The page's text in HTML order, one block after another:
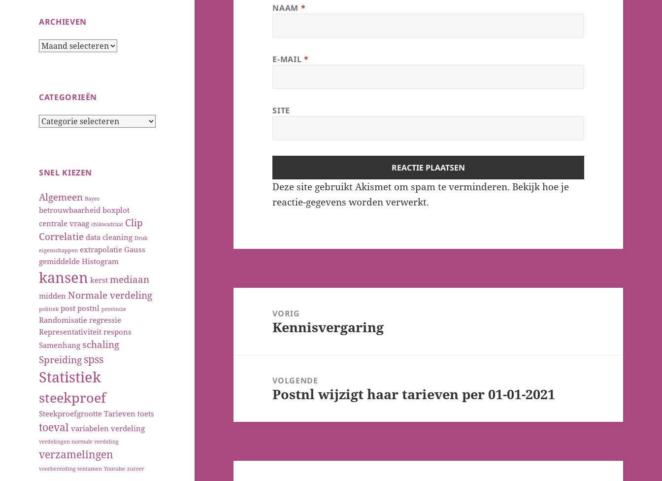
ARCHIEVEN
Archieven
CATEGORIEËN
Categorieën
SNEL KIEZEN
Algemeen Bayes
betrouwbaarheidboxplot
centrale vraag chikwadraat Clip
Correlatiedata cleaning Druk
eigenschappen extrapolatie Gauss
gemiddeldeHistogram
kansen kerstmediaan
middenNormale verdeling
politiek postpostnl provincie
Randomisatieregressie
Representativiteitrespons
Samenhang schaling
Spreiding spss
Statistiek
steekproef
SteekproefgrootteTarieventoets
toevalvariabelenverdeling
verdelingen normale verdeling
verzamelingen
voorbereiding tentamen Youtube zuiver
NAAM *
E-MAIL *
SITE
Deze site gebruikt Akismet om spam te verminderen.Bekijk hoe je
reactie-gegevens worden verwerkt.
navigatieVORIG
Vorig
Kennisvergaring
VOLGENDE
Volgend
Postnl wijzigt haar tarieven per 01-01-2021